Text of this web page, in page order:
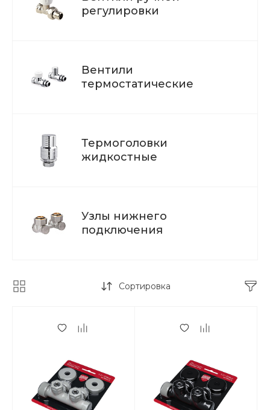
регулировки
Вентили
термостатические
Термоголовки
жидкостные
Узлы нижнего
подключения
Сортировка